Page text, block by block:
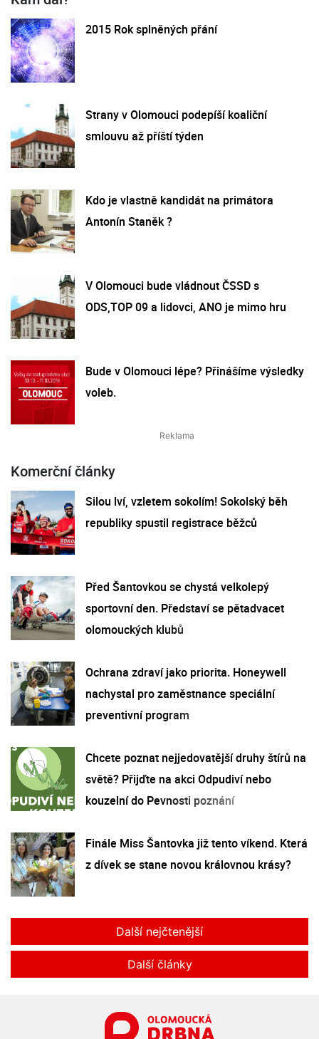
2015 Rok splněných přání
Strany v Olomouci podepíší koaliční
smlouvu až příští týden
Kdo je vlastně kandidát na primátora
Antonín Staněk ?
V Olomouci bude vládnout ČSSD s
ODS,TOP 09 a lidovci, ANO je mimo hru
Bude v Olomouci lépe? Přinášíme výsledky
voleb.
Komerční články
Silou lví, vzletem sokolím! Sokolský běh
republiky spustil registrace běžců
Před Šantovkou se chystá velkolepý
sportovní den. Představí se pětadvacet
olomouckých klubů
Ochrana zdraví jako priorita. Honeywell
nachystal pro zaměstnance speciální
preventivní program
Chcete poznat nejjedovatější druhy štírů na
světě? Přijďte na akci Odpudiví nebo
kouzelní do Pevnosti poznání
Finále Miss Šantovka již tento víkend. Která
z dívek se stane novou královnou krásy?
Další nejčtenější
Další články